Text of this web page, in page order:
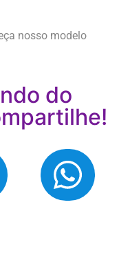
nosso modelo
do